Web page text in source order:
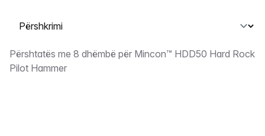
Zgjidh një skedë
Përshkrimi
Përshtatës me 8 dhëmbë për Mincon™ HDD50 Hard Rock
Pilot Hammer